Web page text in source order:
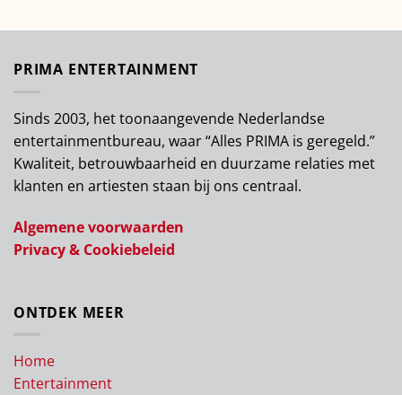
PRIMA ENTERTAINMENT
Sinds 2003, het toonaangevende Nederlandse
entertainmentbureau, waar “Alles PRIMA is geregeld.”
Kwaliteit, betrouwbaarheid en duurzame relaties met
klanten en artiesten staan bij ons centraal.
Algemene voorwaarden
Privacy & Cookiebeleid
ONTDEK MEER
Home
Entertainment